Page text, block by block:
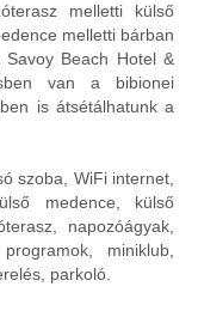
melletti külső
melletti bárban
Beach Hotel &
van a bibionei
is átsétálhatunk a
szoba, WiFi internet,
medence, külső
napozóágyak,
miniklub,
parkoló.